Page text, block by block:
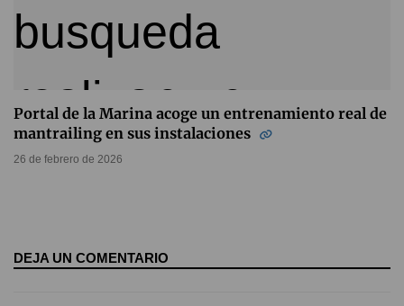
Portal de la Marina acoge un entrenamiento real de
mantrailing en sus instalaciones
26 de febrero de 2026
DEJA UN COMENTARIO